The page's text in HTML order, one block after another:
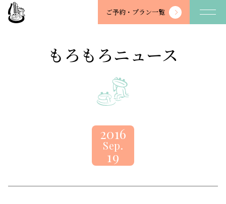
望
川
ご予約・ プラン一覧
もろもろニュース
2016
Sep.
19